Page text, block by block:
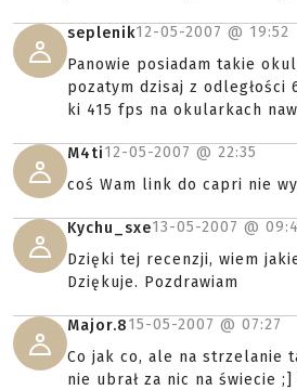
seplenik12-05-2007 @ 19:52
Panowie posiadam takie
pozatym dzisaj z odległości
ki 415 fps na okularkach
M4ti12-05-2007 @ 22:35
coś Wam link do capri nie
Kychu_sxe13-05-2007 @
Dzięki tej recenzji, wiem
Dziękuje. Pozdrawiam
Major.815-05-2007 @ 07:27
Co jak co, ale na strzelanie
nie ubrał za nic na świecie